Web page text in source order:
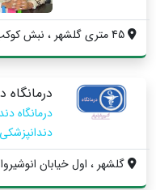
درمانگاه
دندانپزشکی
گلشهر ، اول خيابان